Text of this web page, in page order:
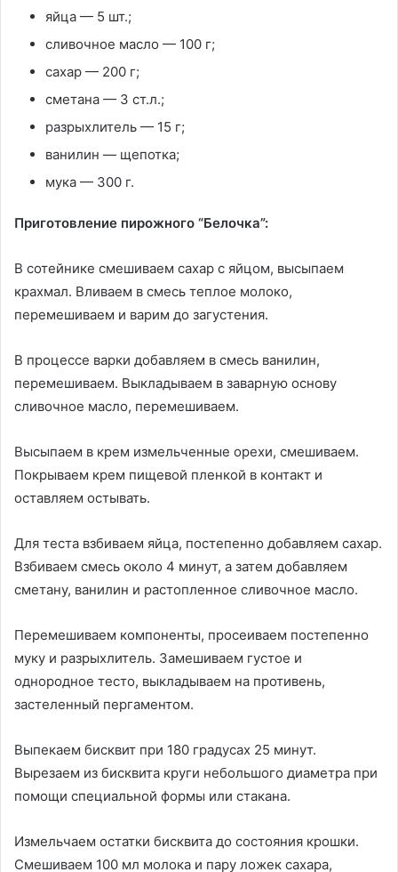
яйца — 5 шт.;
сливочное масло — 100 г;
сахар — 200 г;
сметана — 3 ст.л.;
разрыхлитель — 15 г;
ванилин — щепотка;
мука — 300 г.
Приготовление пирожного “Белочка”:
В сотейнике смешиваем сахар с яйцом, высыпаем
крахмал. Вливаем в смесь теплое молоко,
перемешиваем и варим до загустения.
В процессе варки добавляем в смесь ванилин,
перемешиваем. Выкладываем в заварную основу
сливочное масло, перемешиваем.
Высыпаем в крем измельченные орехи, смешиваем.
Покрываем крем пищевой пленкой в контакт и
оставляем остывать.
Для теста взбиваем яйца, постепенно добавляем сахар.
Взбиваем смесь около 4 минут, а затем добавляем
сметану, ванилин и растопленное сливочное масло.
Перемешиваем компоненты, просеиваем постепенно
муку и разрыхлитель. Замешиваем густое и
однородное тесто, выкладываем на противень,
застеленный пергаментом.
Выпекаем бисквит при 180 градусах 25 минут.
Вырезаем из бисквита круги небольшого диаметра при
помощи специальной формы или стакана.
Измельчаем остатки бисквита до состояния крошки.
Смешиваем 100 мл молока и пару ложек сахара,